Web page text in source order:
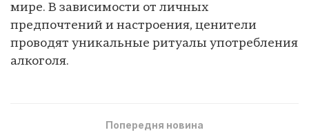
мире. В зависимости от личных
предпочтений и настроения, ценители
проводят уникальные ритуалы употребления
алкоголя.
Попередня новина